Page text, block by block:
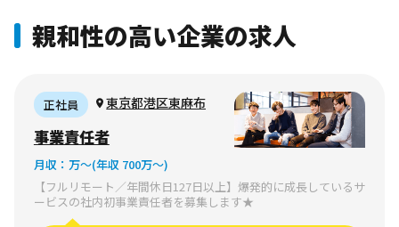
親和性の高い企業の求人
正社員 東京都港区東麻布
事業責任者
月収： 万〜(年収 700万〜)
【フルリモート／年間休日127日以上】爆発的に成長しているサ
ービスの社内初事業責任者を募集します★